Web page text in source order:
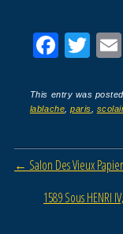
F
c
e
b
o
o
T
tt
er
This entry was
lablache ,paris
Post
← Salon Des Vieux
1589 Sous HENRI